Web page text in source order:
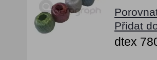
Přidat
dtex